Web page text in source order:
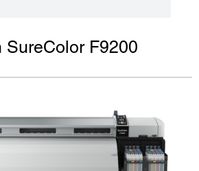
SureColor F9200